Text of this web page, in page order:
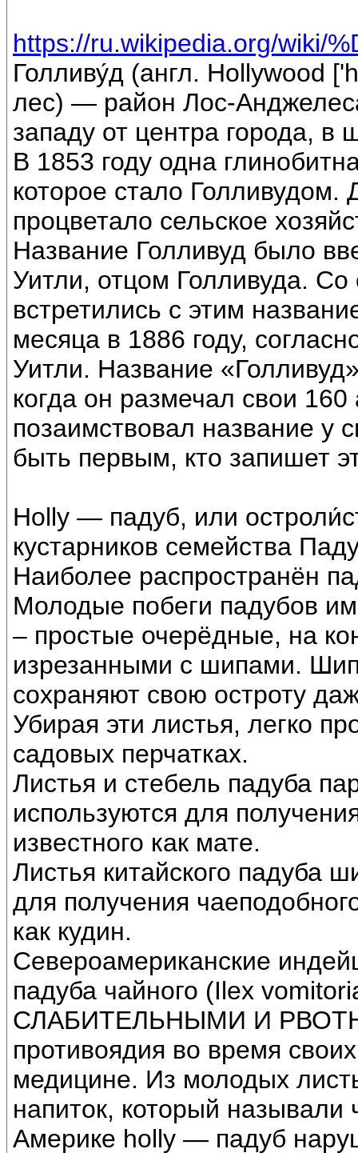
https://ru.wikipedia.org/wiki/
Голливу́д (англ. Hollywood
лес) — район Лос-
западу от центра города, в
В 1853 году одна
которое стало Голливудом.
процветало сельское
Название Голливуд было
Уитли, отцом Голливуда.
встретились с этим
месяца в 1886 году,
Уитли. Название
когда он размечал свои
позаимствовал название у
быть первым, кто запишет
Holly — падуб, или
кустарников семейства
Наиболее распространён
Молодые побеги падубов
– простые очерёдные, на
изрезанными с шипами.
сохраняют свою остроту
Убирая эти листья, легко
садовых перчатках.
Листья и стебель падуба
используются для
известного как мате.
Листья китайского падуба
для получения
как кудин.
Североамериканские
падуба чайного (Ilex
СЛАБИТЕЛЬНЫМИ И
противоядия во время
медицине. Из молодых
напиток, который
Америке holly — падуб